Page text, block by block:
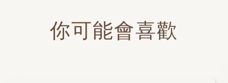
你可能會喜歡